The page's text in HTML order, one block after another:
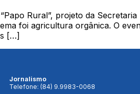
Rural”, projeto da
foi agricultura orgânica. O
[…]
Jornalismo
Telefone: (84) 9.9983-0068